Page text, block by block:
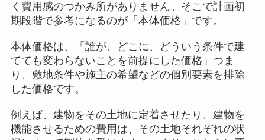
く費用感のつかみ所がありません。そこで計画初
期段階で参考になるのが「本体価格」です。
本体価格は、「誰が、どこに、どういう条件で建
てても変わらないことを前提にした価格」つま
り、敷地条件や施主の希望などの個別要素を排除
した価格です。
例えば、建物をその土地に定着させたり、建物を
機能させるための費用は、その土地それぞれの状